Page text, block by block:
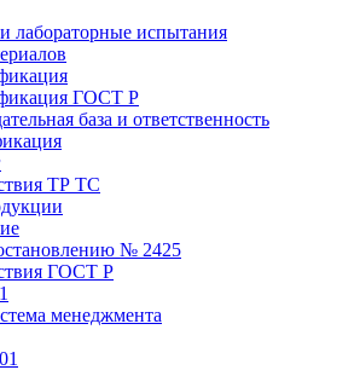
лабораторные испытания
ГОСТ Р
база и ответственность
ТР ТС
№ 2425
ГОСТ Р
менеджмента